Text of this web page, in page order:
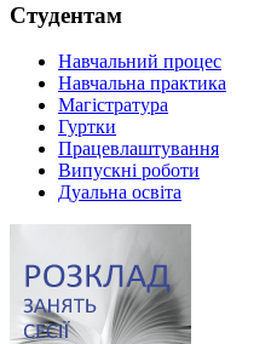
Студентам
Навчальний процес
Навчальна практика
Магістратура
Гуртки
Працевлаштування
Випускні роботи
Дуальна освіта